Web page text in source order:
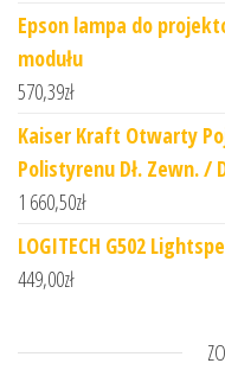
Epson lampa do
modułu
570,39zł
Kaiser Kraft Otwarty
Polistyrenu Dł. Zewn. /
1 660,50zł
LOGITECH G502
449,00zł